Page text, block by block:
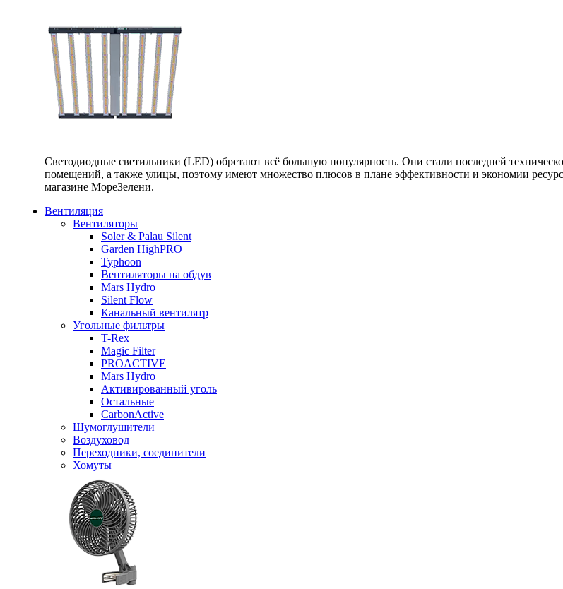
Светодиодные светильники (LED) обретают всё большую популярность. Они стали последней
помещений, а также улицы, поэтому имеют множество плюсов в плане эффективности и экономии
магазине МореЗелени.
Вентиляция
Вентиляторы
Soler & Palau Silent
Garden HighPRO
Typhoon
Вентиляторы на обдув
Mars Hydro
Silent Flow
Канальный вентилятр
Угольные фильтры
T-Rex
Magic Filter
PROACTIVE
Mars Hydro
Активированный уголь
Остальные
CarbonActive
Шумоглушители
Воздуховод
Переходники, соединители
Хомуты